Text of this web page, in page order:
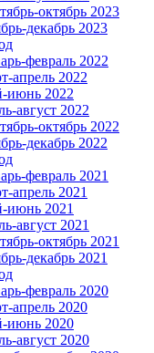
октябрь 2023
декабрь 2023
февраль 2022
апрель 2022
июнь 2022
август 2022
октябрь 2022
декабрь 2022
февраль 2021
апрель 2021
июнь 2021
август 2021
октябрь 2021
декабрь 2021
февраль 2020
апрель 2020
июнь 2020
август 2020